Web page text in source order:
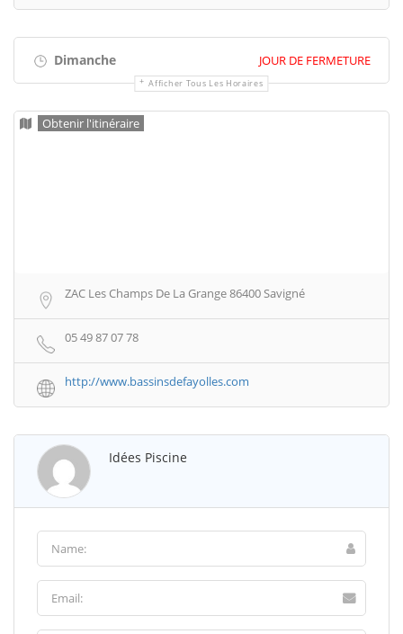
Dimanche JOUR DE FERMETURE
Afficher Tous Les Horaires
Obtenir l'itinéraire
ZAC Les Champs De La Grange 86400 Savigné
05 49 87 07 78
http://www.bassinsdefayolles.com
Idées Piscine